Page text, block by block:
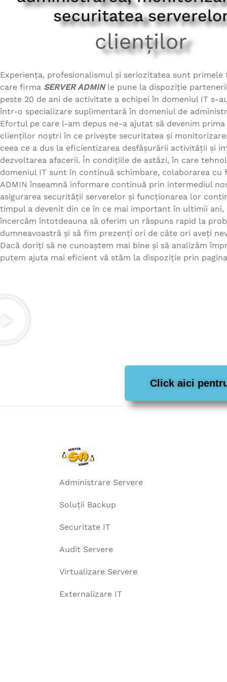
diverse resurse cu
tipuri de servere, de
securitatea
clienților
Experiența, profesionalismul și seriozitatea sunt
care firma SERVER ADMIN le pune la dispoziție
peste 20 de ani de activitate a echipei în domeniul IT s-
într-o specializare suplimentară în domeniul de
Efortul pe care l-am depus ne-a ajutat să devenim
clienților noștri în ce privește securitatea și
ceea ce a dus la eficientizarea desfășurării activității și
dezvoltarea afacerii. În condițiile de astăzi, în care
domeniul IT sunt în continuă schimbare, colaborarea cu
ADMIN înseamnă informare continuă prin intermediul
asigurarea securității serverelor și funcționarea lor
timpul a devenit din ce în ce mai important în ultimii ani,
încercăm întotdeauna să oferim un răspuns rapid la
dumneavoastră și să fim prezenți ori de câte ori aveți
Dacă doriți să ne cunoaștem mai bine și să analizăm
putem ajuta mai eficient vă stăm la dispoziție prin
Click aici
Administrare Servere
Soluții Backup
Securitate IT
Audit Servere
Virtualizare Servere
Externalizare IT